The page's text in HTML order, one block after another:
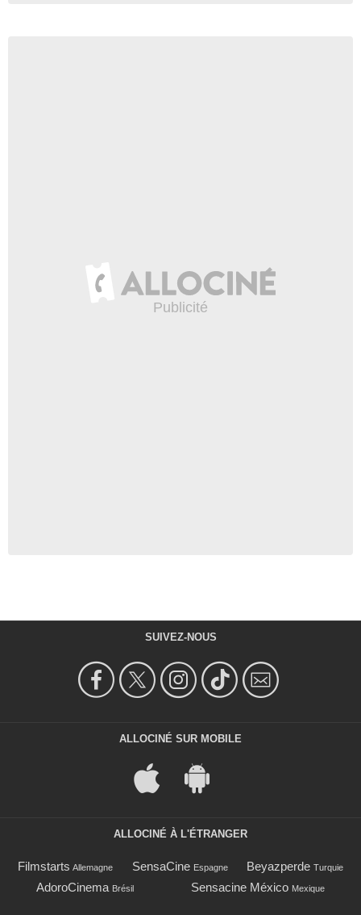
SUIVEZ-NOUS
ALLOCINÉ SUR MOBILE
ALLOCINÉ À L'ÉTRANGER
Filmstarts Allemagne SensaCine Espagne Beyazperde Turquie
AdoroCinema Brésil Sensacine México Mexique